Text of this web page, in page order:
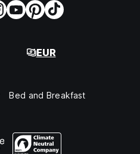
EUR
Bed and Breakfast